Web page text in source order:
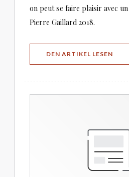
on peut se faire plaisir avec
Pierre Gaillard 2018.
DEN ARTIKEL LESEN